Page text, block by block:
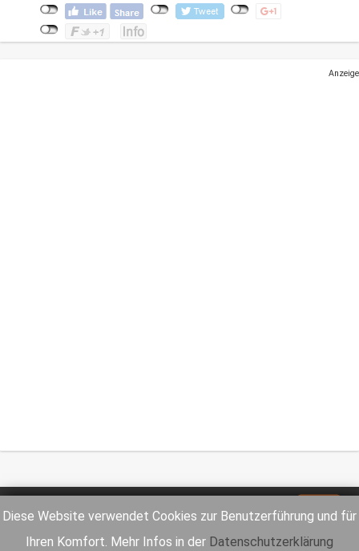
Diese Website verwendet Cookies zur Benutzerführung und für
Ihren Komfort. Mehr Infos in der Datenschutzerklärung
Anzeige